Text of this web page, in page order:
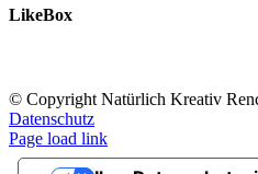
LikeBox
© Copyright Natürlich Kreativ
Datenschutz
Facebook
Instagram
Page load link
Nach